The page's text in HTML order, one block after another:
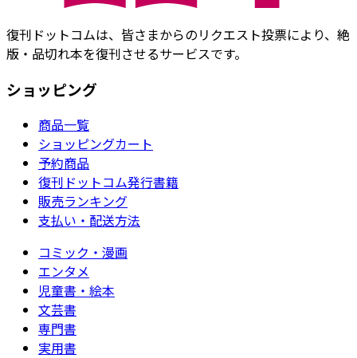
復刊ドットコムは、皆さまからのリクエスト投票により、絶
版・品切れ本を復刊させるサービスです。
ショッピング
商品一覧
ショッピングカート
予約商品
復刊ドットコム発行書籍
販売ランキング
支払い・配送方法
コミック・漫画
エンタメ
児童書・絵本
文芸書
専門書
実用書